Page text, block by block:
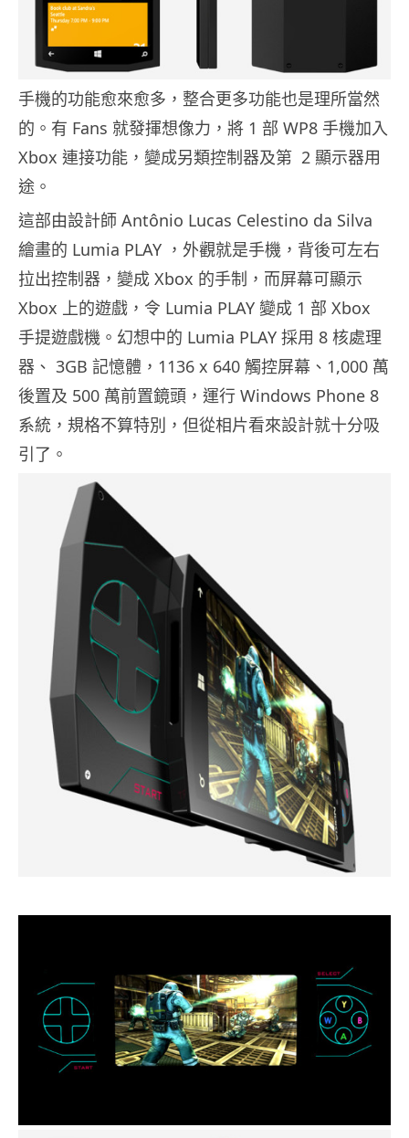
手機的功能愈來愈多，整合更多功能也是理所當然
的。有 Fans 就發揮想像力，將 1 部 WP8 手機加入
Xbox 連接功能，變成另類控制器及第 2 顯示器用
途。
這部由設計師 Antônio Lucas Celestino da Silva
繪畫的 Lumia PLAY ，外觀就是手機，背後可左右
拉出控制器，變成 Xbox 的手制，而屏幕可顯示
Xbox 上的遊戲，令 Lumia PLAY 變成 1 部 Xbox
手提遊戲機。幻想中的 Lumia PLAY 採用 8 核處理
器、 3GB 記憶體，1136 x 640 觸控屏幕、1,000 萬
後置及 500 萬前置鏡頭，運行 Windows Phone 8
系統，規格不算特別，但從相片看來設計就十分吸
引了。